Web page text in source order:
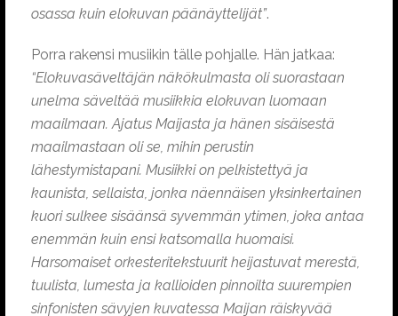
osassa kuin elokuvan päänäyttelijät”.
Porra rakensi musiikin tälle pohjalle. Hän jatkaa:
“Elokuvasäveltäjän näkökulmasta oli suorastaan
unelma säveltää musiikkia elokuvan luomaan
maailmaan. Ajatus Maijasta ja hänen sisäisestä
maailmastaan oli se, mihin perustin
lähestymistapani. Musiikki on pelkistettyä ja
kaunista, sellaista, jonka näennäisen yksinkertainen
kuori sulkee sisäänsä syvemmän ytimen, joka antaa
enemmän kuin ensi katsomalla huomaisi.
Harsomaiset orkesteritekstuurit heijastuvat merestä,
tuulista, lumesta ja kallioiden pinnoilta suurempien
sinfonisten sävyjen kuvatessa Maijan räiskyvää